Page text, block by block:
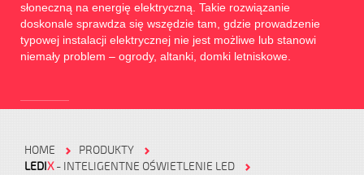
słoneczną na energię elektryczną. Takie rozwiązanie
doskonale sprawdza się wszędzie tam, gdzie prowadzenie
typowej instalacji elektrycznej nie jest możliwe lub stanowi
niemały problem – ogrody, altanki, domki letniskowe.
HOME
PRODUKTY
LEDIX- INTELIGENTNE OŚWIETLENIE LED